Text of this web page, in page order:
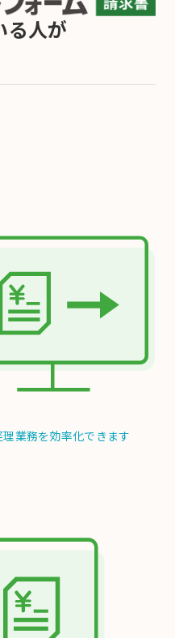
る人が
業務を効率化できます